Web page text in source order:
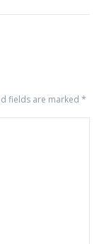
fields are marked *